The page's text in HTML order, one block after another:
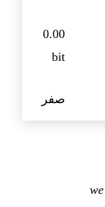
0.00
bit
صفر